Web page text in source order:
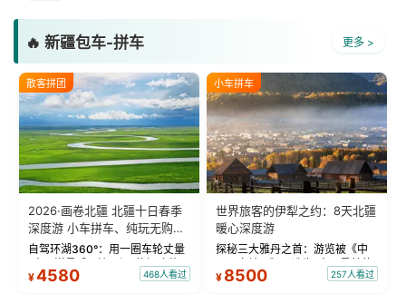
🔥 新疆包车-拼车 更多 >
散客拼团
2026·画卷北疆 北疆十日春季
深度游 小车拼车、纯玩无购
物！
自驾环湖360°：用一圈车轮丈量
“大西洋最后一滴眼泪”的极致蔚
蓝。 赛湖旅拍：甄选多款风格服
¥4580 468人看过
小车拼车
世界旅客的伊犁之约：8天北疆
暖心深度游
探秘三大雅丹之首：游览被《中
国国家地理》评选为“中国最美的
三大雅丹”第一名的克拉玛依魔鬼
¥ 8500 257人看过